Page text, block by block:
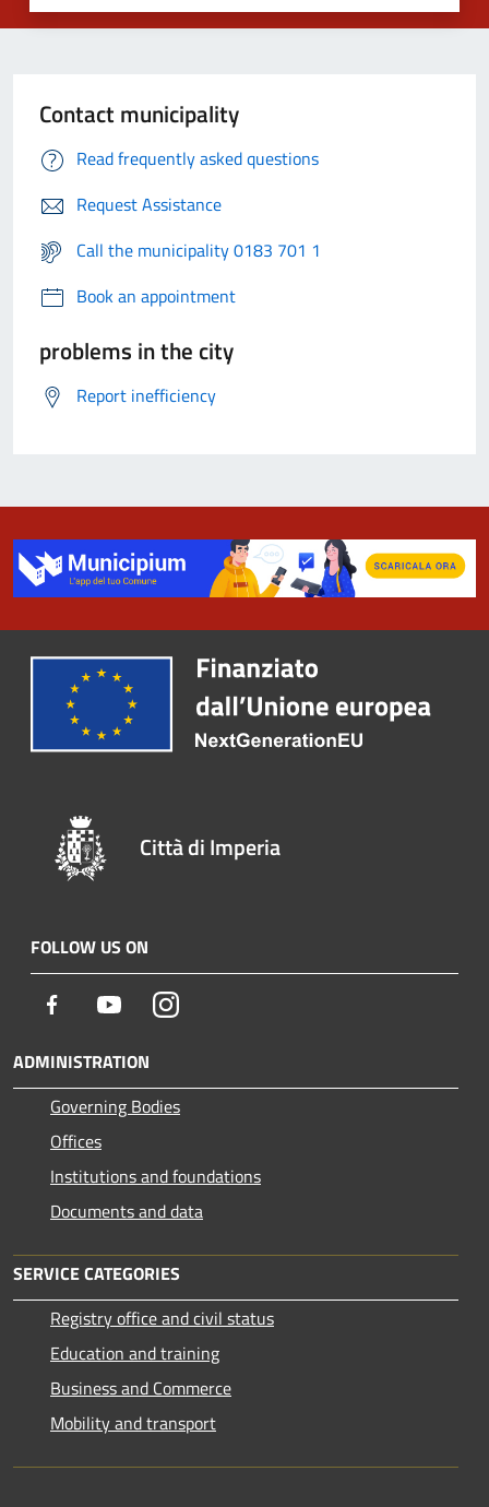
Contact municipality
Read frequently asked questions
Request Assistance
Call the municipality 0183 701 1
Book an appointment
problems in the city
Report inefficiency
Città di Imperia
FOLLOW US ON
Facebook YoutubeInstagram
ADMINISTRATION
Governing Bodies
Offices
Institutions and foundations
Documents and data
SERVICE CATEGORIES
Registry office and civil status
Education and training
Business and Commerce
Mobility and transport